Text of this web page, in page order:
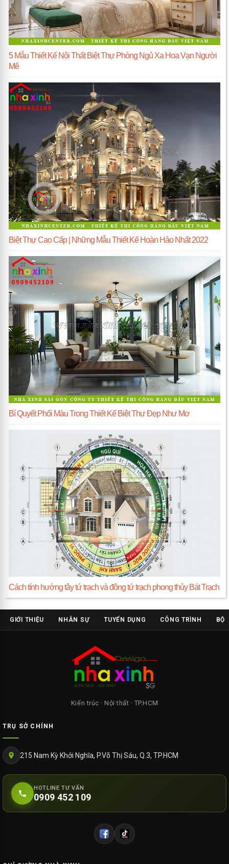
5 Mẫu Thiết Kế Nội Thất Biệt Thự Phòng Ngủ Xa Hoa Vạn Người
Mê
Biệt Thự Cao Cấp | Những Mẫu Thiết Kế Hoàn Hảo Nhất 2022
Bí Quyết Phối Màu Trong Thiết Kế Biệt Thự Đẹp Như Mơ
Cách tính hướng tây tứ trạch và đông tứ trạch phong thủy Bát Trạch
GIỚI THIỆU NHÂN SỰ TUYỂN DỤNG CÔNG TRÌNH BỘ
Kiến trúc · Nội thất · TP.HCM
TRỤ SỞ CHÍNH
215 Nam Kỳ Khởi Nghĩa, P.Võ Thị Sáu, Q.3, TP.HCM
HOTLINE TƯ VẤN
0909 452 109